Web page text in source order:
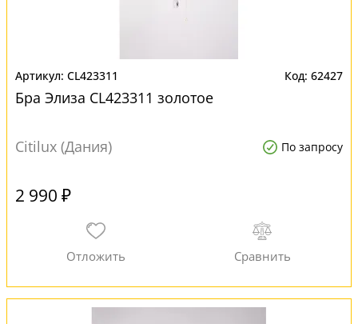
CL423311 62427
Бра Элиза CL423311 золотое
Citilux (Дания) По запросу
2 990 ₽